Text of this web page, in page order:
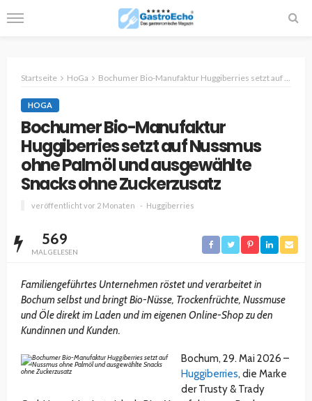
Startseite HoGa Bochumer Bio-Manufaktur Huggiberries setzt auf Nussmus ohne Palmöl und ausgewählte Snacks ohne Zuckerzusatz
HOGA
Bochumer Bio-Manufaktur
Huggiberries setzt auf Nussmus
ohne Palmöl und ausgewählte
Snacks ohne Zuckerzusatz
veröffentlicht vor 2 Monaten Huggiberries
569
MAL GELESEN
Familiengeführtes Unternehmen röstet und verarbeitet in
Bochum selbst und bringt Bio-Nüsse, Trockenfrüchte, Nussmuse
und Öle direkt im Laden und im eigenen Online-Shop zu den
Kundinnen und Kunden.
Bochum, 29. Mai 2026 –
Huggiberries, die Marke
der Trusty & Trady